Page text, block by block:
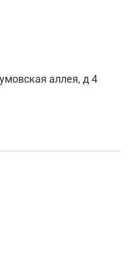
аллея, д 4